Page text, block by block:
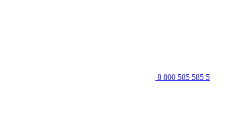
8 800 585 585 5